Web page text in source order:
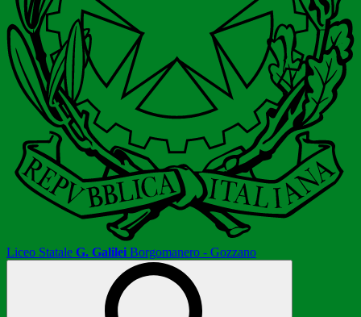
Liceo Statale G. Galilei Borgomanero - Gozzano